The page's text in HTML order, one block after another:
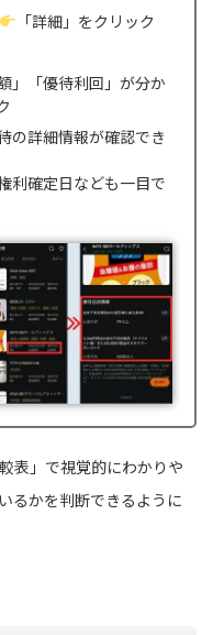
「詳細」をクリック
」「優待利回」が分か
の詳細情報が確認でき
利確定日なども一目で
表」で視覚的にわかりや
るかを判断できるように